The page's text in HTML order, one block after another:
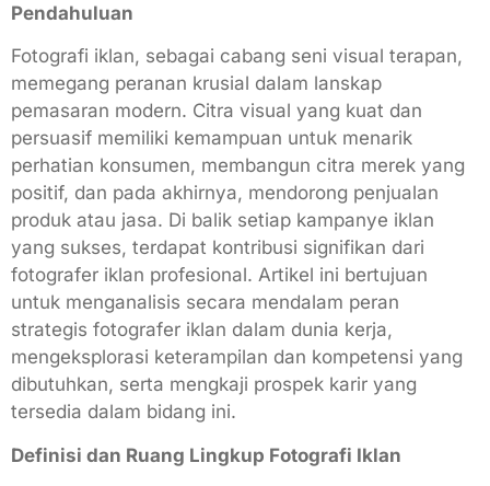
Pendahuluan
Fotografi iklan, sebagai cabang seni visual terapan,
memegang peranan krusial dalam lanskap
pemasaran modern. Citra visual yang kuat dan
persuasif memiliki kemampuan untuk menarik
perhatian konsumen, membangun citra merek yang
positif, dan pada akhirnya, mendorong penjualan
produk atau jasa. Di balik setiap kampanye iklan
yang sukses, terdapat kontribusi signifikan dari
fotografer iklan profesional. Artikel ini bertujuan
untuk menganalisis secara mendalam peran
strategis fotografer iklan dalam dunia kerja,
mengeksplorasi keterampilan dan kompetensi yang
dibutuhkan, serta mengkaji prospek karir yang
tersedia dalam bidang ini.
Definisi dan Ruang Lingkup Fotografi Iklan